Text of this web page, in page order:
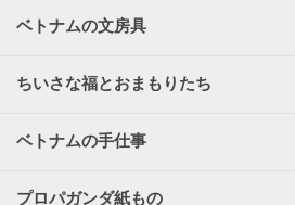
ベトナムの文房具
ちいさな福とおまもりたち
ベトナムの手仕事
プロパガンダ紙もの